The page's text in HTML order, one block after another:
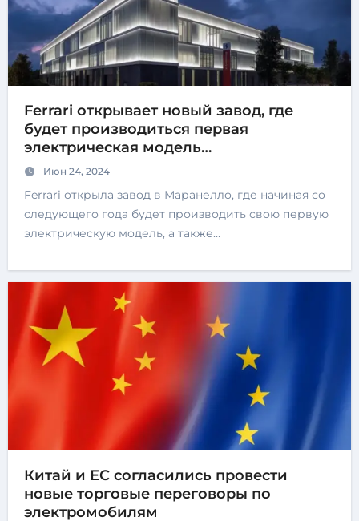
Ferrari открывает новый завод, где
будет производиться первая
электрическая модель
автопроизводителя
Июн 24, 2024
Ferrari открыла завод в Маранелло, где начиная со
следующего года будет производить свою первую
электрическую модель, а также…
Китай и ЕС согласились провести
новые торговые переговоры по
электромобилям